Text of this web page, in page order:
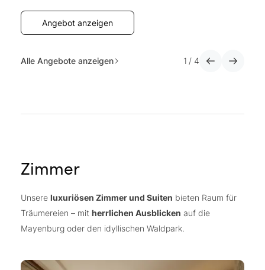
Angebot anzeigen
Alle Angebote anzeigen 1 / 4
Zimmer
Unsere luxuriösen Zimmer und Suiten bieten Raum für
Träumereien – mit herrlichen Ausblicken auf die
Mayenburg oder den idyllischen Waldpark.